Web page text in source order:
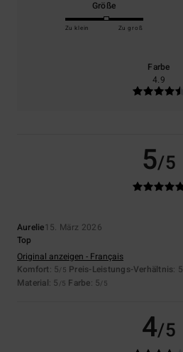
Größe
Zu klein Zu groß
Farbe
4.9
5/5
Aurelie15. März 2026
Top
Original anzeigen - Français
Komfort: 5/5 Preis-Leistungs-Verhältnis: 5
Material: 5 /5 Farbe: 5/5
4/5